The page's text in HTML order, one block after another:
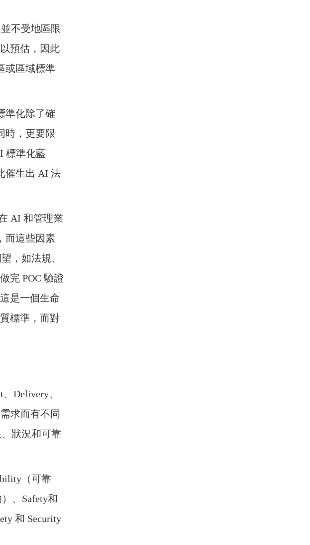
不受地區限
預估，因此
或區域標準
準化除了確
時，更要限
標準化藍
催生出 AI 法
AI 和管理業
而這些因素
，如法規、
完 POC 驗證
是一個生命
標準，而對
Delivery、
求而有不同
狀況和可靠
（可靠
、Safety和
和 Security